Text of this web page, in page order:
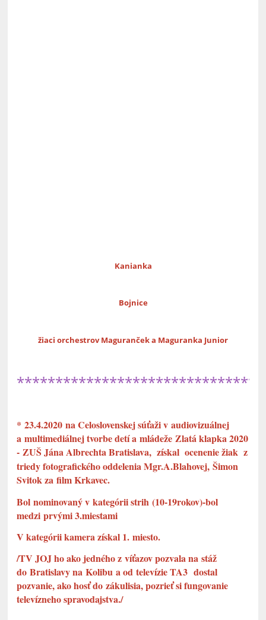
Kanianka
Bojnice
žiaci orchestrov Maguranček a Maguranka Junior
*23.4.2020 na Celoslovenskej súťaži v audiovizuálnej
a multimediálnej tvorbe detí a mládežeZlatá klapka 2020
-ZUŠ Jána Albrechta Bratislava, získal ocenenie žiak z
triedy fotografického oddelenia Mgr.A.Blahovej, Šimon
Svitok za film Krkavec.
Bol nominovaný v kategórii strih (10-19rokov)-bol
medzi prvými 3.miestami
V kategórii kamera získal 1. miesto.
/TV JOJ ho ako jedného z víťazov pozvala na stáž
do Bratislavy na Kolibu a od televízie TA3 dostal
pozvanie, ako hosť do zákulisia, pozrieť si fungovanie
televízneho spravodajstva./